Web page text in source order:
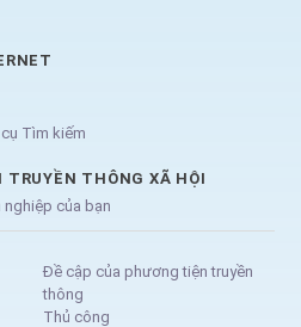
Tìm kiếm
THÔNG XÃ HỘI
của bạn
Đề cập của phương tiện truyền
thông
Thủ công